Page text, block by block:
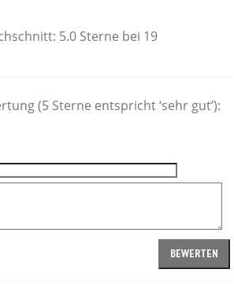
5.0 Sterne bei 19
(5 Sterne entspricht ‘sehr gut’):